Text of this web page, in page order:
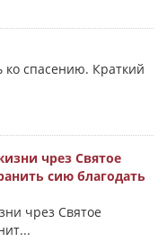
ко спасению. Краткий
чрез Святое
сию благодать
чрез Святое